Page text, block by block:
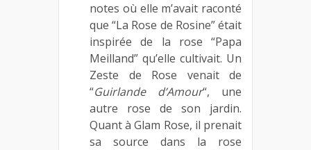
notes où elle m’avait raconté
que “La Rose de Rosine” était
inspirée de la rose “Papa
Meilland” qu’elle cultivait. Un
Zeste de Rose venait de
“Guirlande d’Amour“, une
autre rose de son jardin.
Quant à Glam Rose, il prenait
sa source dans la rose